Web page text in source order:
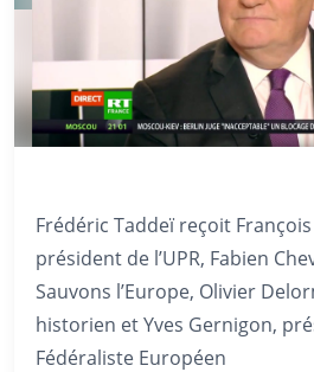
Frédéric Taddeï reçoit
président de l’UPR, Fabien
Sauvons l’Europe, Olivier
historien et Yves Gernigon,
Fédéraliste Européen